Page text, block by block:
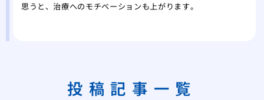
思うと、治療へのモチベーションも上がります。
投稿記事一覧